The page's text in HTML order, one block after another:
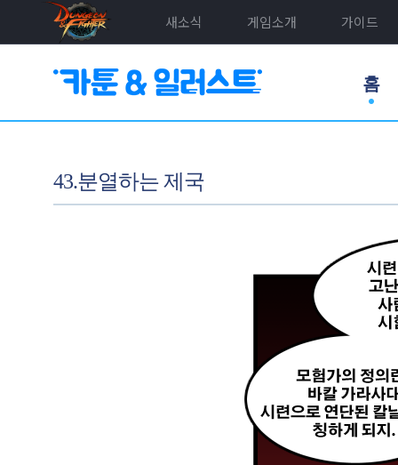
새소식 게임소개 가이드
홈
43.분열하는 제국